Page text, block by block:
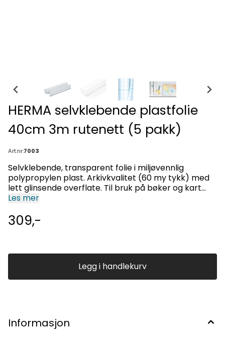
HERMA selvklebende plastfolie
40cm 3m rutenett (5 pakk)
Art.nr:7003
Selvklebende, transparent folie i miljøvennlig
polypropylen plast. Arkivkvalitet (60 my tykk) med
lett glinsende overflate. Til bruk på bøker og kart
eller dekke av overflater som f.eks. reoler. Beskytter
rutenett på baksiden av kontaktpapiret for å klippe
rette linjer.
Les mer
309,-
Legg i handlekurv
Informasjon